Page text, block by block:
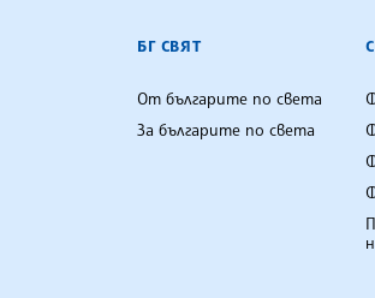
БГ СВЯТ
От българите по света
За българите по света